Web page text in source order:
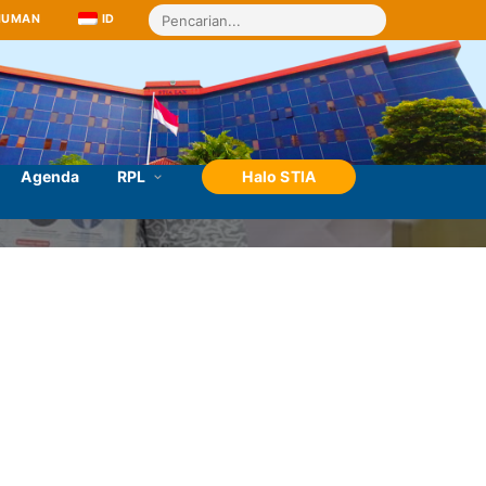
ID
Agenda RPL
Halo STIA